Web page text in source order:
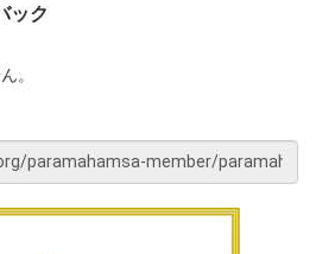
ック
。